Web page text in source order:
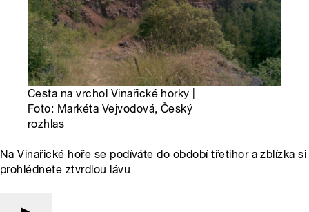
Cesta na vrchol Vinařické horky |
Foto: Markéta Vejvodová, Český
rozhlas
Na Vinařické hoře se podíváte do období třetihor a zblízka si
prohlédnete ztvrdlou lávu